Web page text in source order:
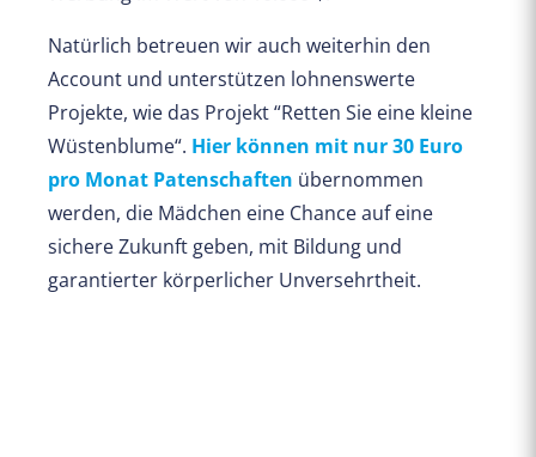
Natürlich betreuen wir auch weiterhin den
Account und unterstützen lohnenswerte
Projekte, wie das Projekt “Retten Sie eine kleine
Wüstenblume“. Hier können mit nur 30 Euro
pro Monat Patenschaften übernommen
werden, die Mädchen eine Chance auf eine
sichere Zukunft geben, mit Bildung und
garantierter körperlicher Unversehrtheit.